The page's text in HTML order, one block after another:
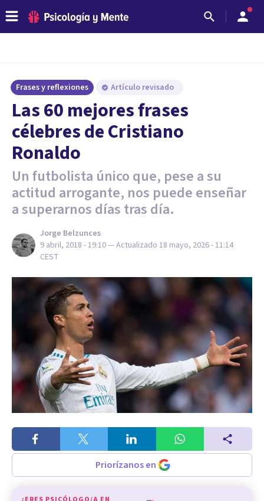
Frases y reflexiones Artículo revisado
Las 60 mejores frases
célebres de Cristiano
Ronaldo
Un futbolista único que, pese a su
actitud arrogante, nos puede enseñar
a superarnos días tras día.
Jorge Belzunces
9 abril, 2018 - 19:10— Actualizado 18 mayo, 2026 - 11:14
CEST
Priorízanos en